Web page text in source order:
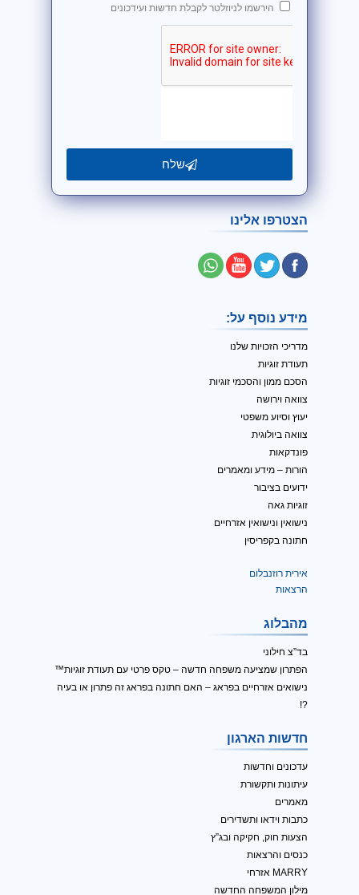
הירשמו לניוזלטר לקבלת חדשות ועידכונים
שלח
הצטרפו אלינו
מידע נוסף על:
מדריכי הזכויות שלנו
תעודת זוגיות
הסכם ממון והסכמי זוגיות
צוואה וירושה
יעוץ וסיוע משפטי
צוואה ביולוגית
פונדקאות
הורות – מידע ומאמרים
ידועים בציבור
זוגיות גאה
נישואין ונישואין אזרחיים
חתונה בקפריסין
אירית רוזנבלום
הרצאות
מהבלוג
בד”צ חילוני
הפתרון שמציעה משפחה חדשה – טקס פרטי עם תעודת זוגיות™
נישואים אזרחיים בפראג – האם חתונה בפראג זה פתרון או בעיה
?!
חדשות הארגון
עדכונים וחדשות
עיתונות ותקשורת
מאמרים
כתבות וידאו ותשדירים
הצעות חוק, חקיקה ובג”ץ
כנסים והרצאות
MARRY אזרחי
מילון המשפחה החדשה